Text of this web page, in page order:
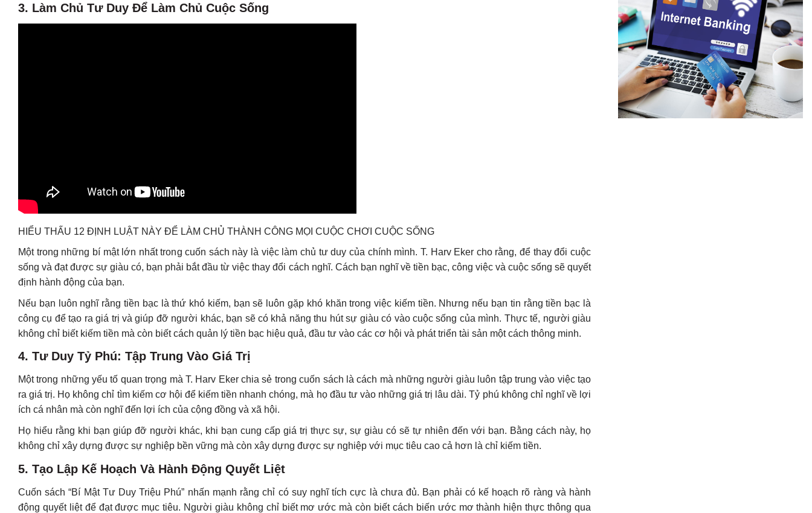
3. Làm Chủ Tư Duy Để Làm Chủ Cuộc Sống
HIỂU THẤU 12 ĐỊNH LUẬT NÀY ĐỂ LÀM CHỦ THÀNH CÔNG MỌI CUỘC CHƠI CUỘC SỐNG
Một trong những bí mật lớn nhất trong cuốn sách này là việc làm chủ tư duy của chính mình. T. Harv Eker cho rằng, để thay đổi cuộc
sống và đạt được sự giàu có, bạn phải bắt đầu từ việc thay đổi cách nghĩ. Cách bạn nghĩ về tiền bạc, công việc và cuộc sống sẽ quyết
định hành động của bạn.
Nếu bạn luôn nghĩ rằng tiền bạc là thứ khó kiếm, bạn sẽ luôn gặp khó khăn trong việc kiếm tiền. Nhưng nếu bạn tin rằng tiền bạc là
công cụ để tạo ra giá trị và giúp đỡ người khác, bạn sẽ có khả năng thu hút sự giàu có vào cuộc sống của mình. Thực tế, người giàu
không chỉ biết kiếm tiền mà còn biết cách quản lý tiền bạc hiệu quả, đầu tư vào các cơ hội và phát triển tài sản một cách thông minh.
4. Tư Duy Tỷ Phú: Tập Trung Vào Giá Trị
Một trong những yếu tố quan trọng mà T. Harv Eker chia sẻ trong cuốn sách là cách mà những người giàu luôn tập trung vào việc tạo
ra giá trị. Họ không chỉ tìm kiếm cơ hội để kiếm tiền nhanh chóng, mà họ đầu tư vào những giá trị lâu dài. Tỷ phú không chỉ nghĩ về lợi
ích cá nhân mà còn nghĩ đến lợi ích của cộng đồng và xã hội.
Họ hiểu rằng khi bạn giúp đỡ người khác, khi bạn cung cấp giá trị thực sự, sự giàu có sẽ tự nhiên đến với bạn. Bằng cách này, họ
không chỉ xây dựng được sự nghiệp bền vững mà còn xây dựng được sự nghiệp với mục tiêu cao cả hơn là chỉ kiếm tiền.
5. Tạo Lập Kế Hoạch Và Hành Động Quyết Liệt
Cuốn sách “Bí Mật Tư Duy Triệu Phú” nhấn mạnh rằng chỉ có suy nghĩ tích cực là chưa đủ. Bạn phải có kế hoạch rõ ràng và hành
động quyết liệt để đạt được mục tiêu. Người giàu không chỉ biết mơ ước mà còn biết cách biến ước mơ thành hiện thực thông qua